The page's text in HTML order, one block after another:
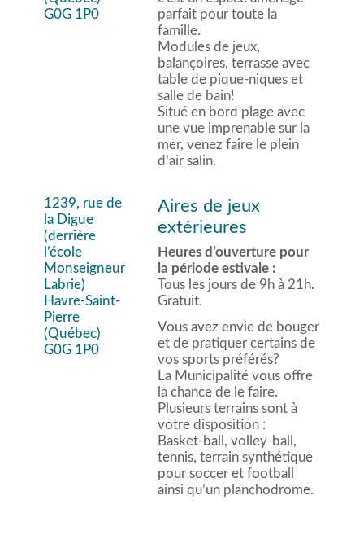
G0G 1P0
parfait pour toute la
famille.
Modules de jeux,
balançoires, terrasse avec
table de pique-niques et
salle de bain!
Situé en bord plage avec
une vue imprenable sur la
mer, venez faire le plein
d’air salin.
1239, rue de
la Digue
(derrière
l’école
Monseigneur
Labrie)
Havre-Saint-
Pierre
(Québec)
G0G 1P0
Aires de jeux
extérieures
Heures d’ouverture pour
la période estivale :
Tous les jours de 9h à 21h.
Gratuit.
Vous avez envie de bouger
et de pratiquer certains de
vos sports préférés?
La Municipalité vous offre
la chance de le faire.
Plusieurs terrains sont à
votre disposition :
Basket-ball, volley-ball,
tennis, terrain synthétique
pour soccer et football
ainsi qu’un planchodrome.